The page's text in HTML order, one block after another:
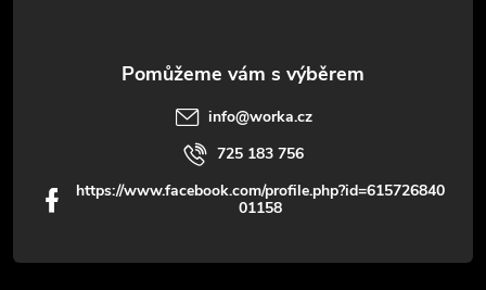
info@worka.cz
725 183 756
https://www.facebook.com/profile.php?id=615726840
01158